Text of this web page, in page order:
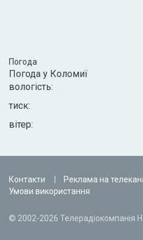
Погода
Погода у Коломиї
вологість:
тиск:
вітер:
Контакти Реклама на
Умови використання
© 2002-2026 Телерадіокомпанія